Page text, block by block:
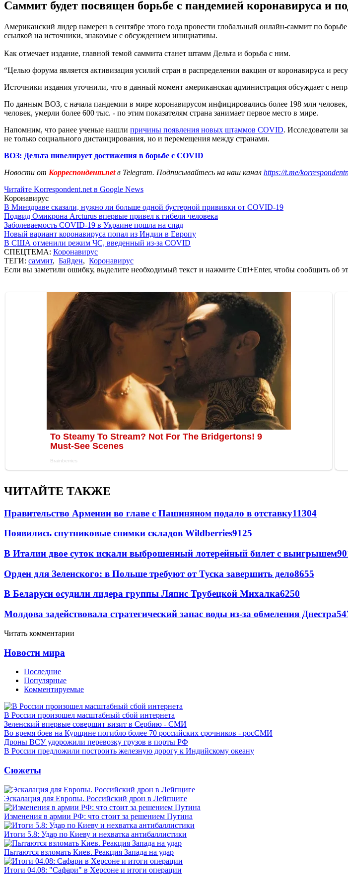
Саммит будет посвящен борьбе с пандемией коронавируса и
Американский лидер намерен в сентябре этого года провести глобальный онлайн-саммит по
ссылкой на источники, знакомые с обсуждением инициативы.
Как отмечает издание, главной темой саммита станет штамм Дельта и борьба с ним.
“Целью форума является активизация усилий стран в распределении вакцин от коронавируса и
Источники издания уточнили, что в данный момент американская администрация обсуждает с
По данным ВОЗ, с начала пандемии в мире коронавирусом инфицировались более 198 млн
человек, умерли более 600 тыс. - по этим показателям страна занимает первое место в мире.
Напомним, что ранее ученые нашли причины появления новых штаммов COVID. Исследователи
не только социального дистанцирования, но и перемещения между странами.
ВОЗ: Дельта нивелирует достижения в борьбе с COVID
Новости от Корреспондент.netв Telegram. Подписывайтесь на наш канал https://t.me/
Читайте Korrespondent.net в Google News
Коронавирус
В Минздраве сказали, нужно ли больше одной бустерной прививки от COVID-19
Подвид Омикрона Arcturus впервые привел к гибели человека
Заболеваемость COVID-19 в Украине пошла на спад
Новый вариант коронавируса попал из Индии в Европу
В США отменили режим ЧС, введенный из-за COVID
СПЕЦТЕМА: Коронавирус
ТЕГИ: саммит, Байден, Коронавирус
Если вы заметили ошибку, выделите необходимый текст и нажмите Ctrl+Enter, чтобы сообщить об
ЧИТАЙТЕ ТАКЖЕ
Правительство Армении во главе с Пашиняном подало в отставку11304
Появились спутниковые снимки складов Wildberries9125
В Италии двое суток искали выброшенный лотерейный билет с выигрышем
Орден для Зеленского: в Польше требуют от Туска завершить дело8655
В Беларуси осудили лидера группы Ляпис Трубецкой Михалка6250
Молдова задействовала стратегический запас воды из-за обмеления Днестра
Читать комментарии
Новости мира
Последние
Популярные
Комментируемые
В России произошел масштабный сбой интернета
Зеленский впервые совершит визит в Сербию - СМИ
Во время боев на Курщине погибло более 70 российских срочников - росСМИ
Дроны ВСУ удорожили перевозку грузов в порты РФ
В России предложили построить железную дорогу к Индийскому океану
Сюжеты
Эскалация для Европы. Российский дрон в Лейпциге
Изменения в армии РФ: что стоит за решением Путина
Итоги 5.8: Удар по Киеву и нехватка антибаллистики
Пытаются взломать Киев. Реакция Запада на удар
Итоги 04.08: "Сафари" в Херсоне и итоги операции